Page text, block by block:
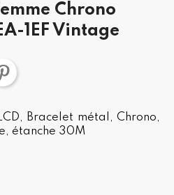
Chrono
1EF Vintage
Bracelet métal, Chrono,
étanche 30M